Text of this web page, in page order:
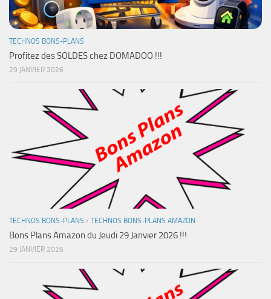
TECHNOS BONS-PLANS
Profitez des SOLDES chez DOMADOO !!!
29 JANVIER 2026
TECHNOS BONS-PLANS / TECHNOS BONS-PLANS AMAZON
Bons Plans Amazon du Jeudi 29 Janvier 2026 !!!
29 JANVIER 2026